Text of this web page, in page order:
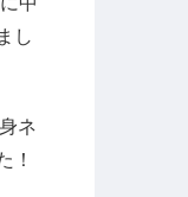
し
ネ
！